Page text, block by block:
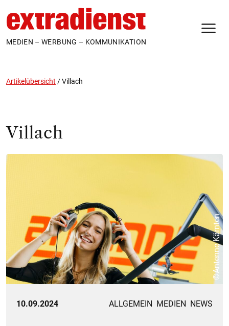
MEDIEN – WERBUNG – KOMMUNIKATION
Artikelübersicht /Villach
Villach
©Antenne Kärnten
10.09.2024 ALLGEMEIN MEDIEN NEWS